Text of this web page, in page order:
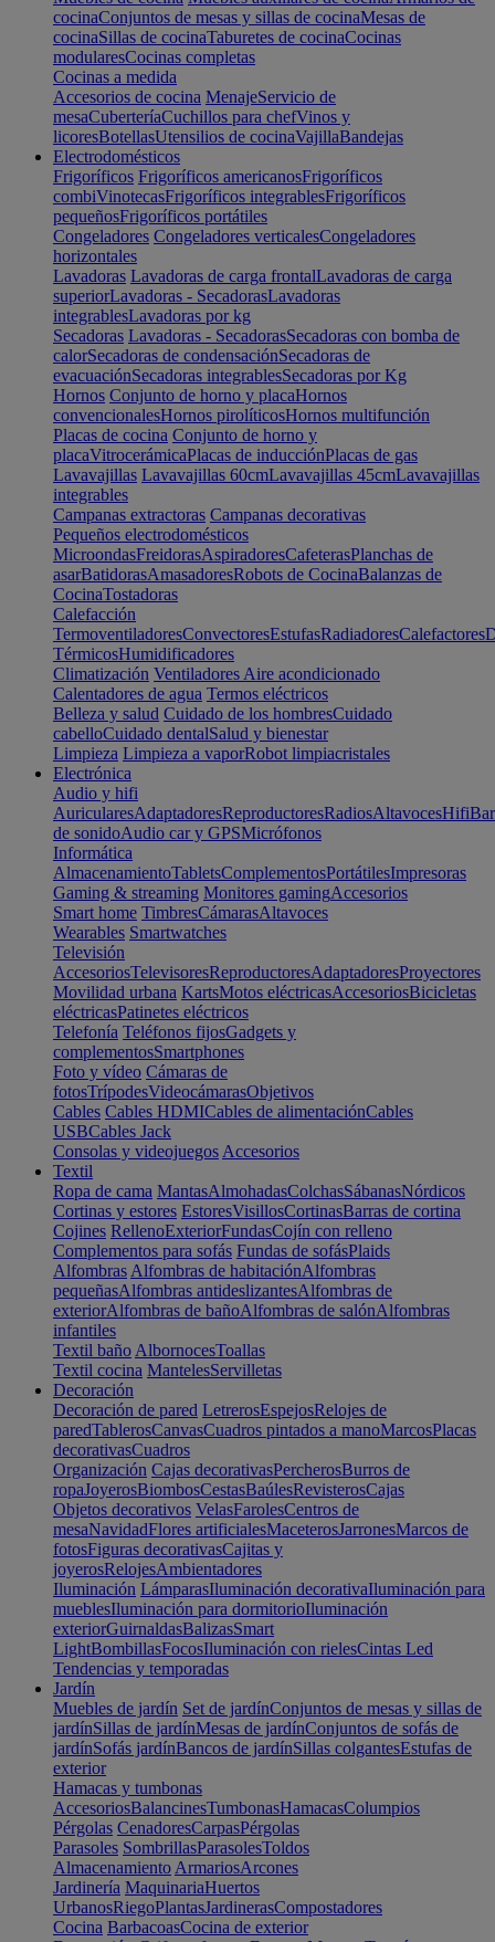
cocinaConjuntos de mesas y sillas de cocinaMesas de
cocinaSillas de cocinaTaburetes de cocinaCocinas
modularesCocinas completas
Cocinas a medida
Accesorios de cocina MenajeServicio de
mesaCuberteríaCuchillos para chefVinos y
licoresBotellasUtensilios de cocinaVajillaBandejas
Electrodomésticos
Frigoríficos Frigoríficos americanosFrigoríficos
combiVinotecasFrigoríficos integrablesFrigoríficos
pequeñosFrigoríficos portátiles
Congeladores Congeladores verticalesCongeladores
horizontales
Lavadoras Lavadoras de carga frontalLavadoras de carga
superiorLavadoras - SecadorasLavadoras
integrablesLavadoras por kg
Secadoras Lavadoras - SecadorasSecadoras con bomba de
calorSecadoras de condensaciónSecadoras de
evacuaciónSecadoras integrablesSecadoras por Kg
Hornos Conjunto de horno y placaHornos
convencionalesHornos pirolíticosHornos multifunción
Placas de cocina Conjunto de horno y
placaVitrocerámicaPlacas de inducciónPlacas de gas
Lavavajillas Lavavajillas 60cmLavavajillas 45cmLavavajillas
integrables
Campanas extractoras Campanas decorativas
Pequeños electrodomésticos
MicroondasFreidorasAspiradoresCafeterasPlanchas de
asarBatidorasAmasadoresRobots de CocinaBalanzas de
CocinaTostadoras
Calefacción
TermoventiladoresConvectoresEstufasRadiadoresCalefactores
TérmicosHumidificadores
Climatización Ventiladores Aire acondicionado
Calentadores de agua Termos eléctricos
Belleza y salud Cuidado de los hombresCuidado
cabelloCuidado dentalSalud y bienestar
Limpieza Limpieza a vaporRobot limpiacristales
Electrónica
Audio y hifi
AuricularesAdaptadoresReproductoresRadiosAltavocesHifi
de sonidoAudio car y GPSMicrófonos
Informática
AlmacenamientoTabletsComplementosPortátilesImpresoras
Gaming & streaming Monitores gamingAccesorios
Smart home TimbresCámarasAltavoces
Wearables Smartwatches
Televisión
AccesoriosTelevisoresReproductoresAdaptadoresProyectores
Movilidad urbana KartsMotos eléctricasAccesoriosBicicletas
eléctricasPatinetes eléctricos
Telefonía Teléfonos fijosGadgets y
complementosSmartphones
Foto y vídeo Cámaras de
fotosTrípodesVideocámarasObjetivos
Cables Cables HDMICables de alimentaciónCables
USBCables Jack
Consolas y videojuegos Accesorios
Textil
Ropa de cama MantasAlmohadasColchasSábanasNórdicos
Cortinas y estores EstoresVisillosCortinasBarras de cortina
Cojines RellenoExteriorFundasCojín con relleno
Complementos para sofás Fundas de sofásPlaids
Alfombras Alfombras de habitaciónAlfombras
pequeñasAlfombras antideslizantesAlfombras de
exteriorAlfombras de bañoAlfombras de salónAlfombras
infantiles
Textil baño AlbornocesToallas
Textil cocina MantelesServilletas
Decoración
Decoración de pared LetrerosEspejosRelojes de
paredTablerosCanvasCuadros pintados a manoMarcosPlacas
decorativasCuadros
Organización Cajas decorativasPercherosBurros de
ropaJoyerosBiombosCestasBaúlesRevisterosCajas
Objetos decorativos VelasFarolesCentros de
mesaNavidadFlores artificialesMaceterosJarronesMarcos de
fotosFiguras decorativasCajitas y
joyerosRelojesAmbientadores
Iluminación LámparasIluminación decorativaIluminación para
mueblesIluminación para dormitorioIluminación
exteriorGuirnaldasBalizasSmart
LightBombillasFocosIluminación con rielesCintas Led
Tendencias y temporadas
Jardín
Muebles de jardín Set de jardínConjuntos de mesas y sillas de
jardínSillas de jardínMesas de jardínConjuntos de sofás de
jardínSofás jardínBancos de jardínSillas colgantesEstufas de
exterior
Hamacas y tumbonas
AccesoriosBalancinesTumbonasHamacasColumpios
Pérgolas CenadoresCarpasPérgolas
Parasoles SombrillasParasolesToldos
Almacenamiento ArmariosArcones
Jardinería MaquinariaHuertos
UrbanosRiegoPlantasJardinerasCompostadores
Cocina BarbacoasCocina de exterior